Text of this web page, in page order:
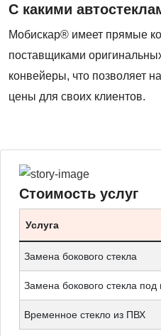
С какими
Мобискар® имеет прямые
поставщиками
конвейеры, что позволяет
цены для своих клиентов.
Стоимость услуг
Услуга
Замена бокового стекла
Замена бокового стекла под
Временное стекло из ПВХ